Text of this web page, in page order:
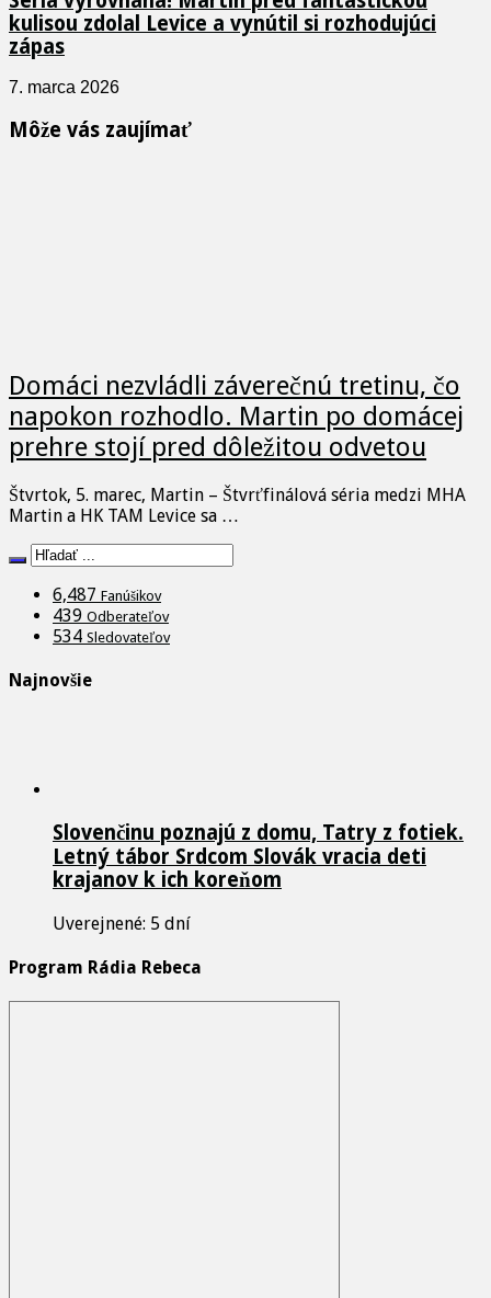
kulisou zdolal Levice a vynútil si rozhodujúci
zápas
7. marca 2026
Môže vás zaujímať
Domáci nezvládli záverečnú tretinu, čo
napokon rozhodlo. Martin po domácej
prehre stojí pred dôležitou odvetou
Štvrtok, 5. marec, Martin – Štvrťfinálová séria medzi MHA
Martin a HK TAM Levice sa …
6,487 Fanúšikov
439 Odberateľov
534 Sledovateľov
Najnovšie
Slovenčinu poznajú z domu, Tatry z fotiek.
Letný tábor Srdcom Slovák vracia deti
krajanov k ich koreňom
Uverejnené: 5 dní
Program Rádia Rebeca